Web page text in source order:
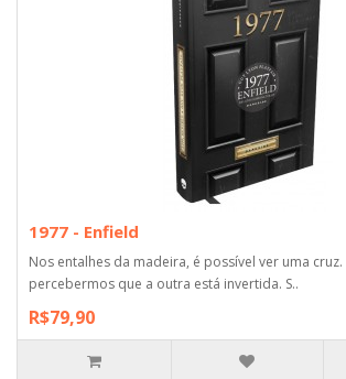
1977 - Enfield
Nos entalhes da madeira, é possível ver uma cruz.
percebermos que a outra está invertida. S..
R$79,90